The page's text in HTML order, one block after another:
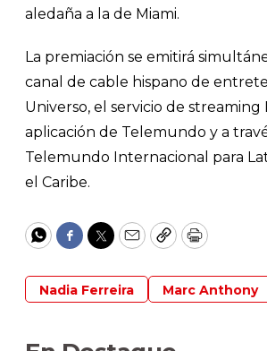
aledaña a la de Miami.
La premiación se emitirá
canal de cable hispano de
Universo, el servicio de streaming
aplicación de Telemundo y a
Telemundo Internacional para
el Caribe.
WhatsApp
Facebook
Twitter
EmailCopyPrint
Nadia Ferreira Marc Anthony